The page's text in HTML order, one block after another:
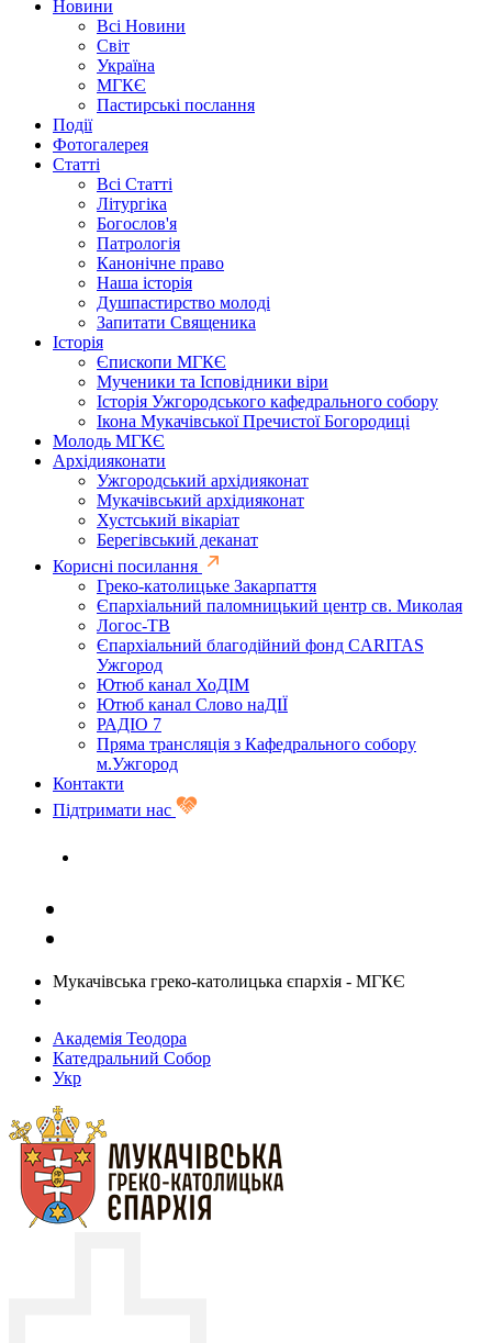
Новини
Всі Новини
Світ
Україна
МГКЄ
Пастирські послання
Події
Фотогалерея
Статті
Всі Статті
Літургіка
Богослов'я
Патрологія
Канонічне право
Наша історія
Душпастирство молоді
Запитати Священика
Історія
Єпископи МГКЄ
Мученики та Ісповідники віри
Історія Ужгородського кафедрального собору
Ікона Мукачівської Пречистої Богородиці
Молодь МГКЄ
Архідияконати
Ужгородський архідияконат
Мукачівський архідияконат
Хустський вікаріат
Берегівський деканат
Корисні посилання
Греко-католицьке Закарпаття
Єпархіальний паломницький центр св. Миколая
Логос-ТВ
Єпархіальний благодійний фонд CARITAS
Ужгород
Ютюб канал ХоДІМ
Ютюб канал Слово наДІЇ
РАДІО 7
Пряма трансляція з Кафедрального собору
м.Ужгород
Контакти
Підтримати нас
Мукачівська греко-католицька єпархія - МГКЄ
Академія Теодора
Катедральний Собор
Укр